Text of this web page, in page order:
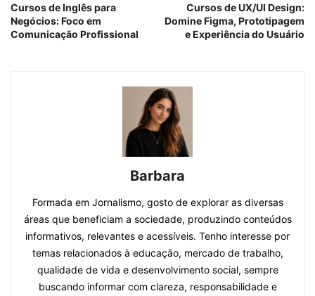
Cursos de Inglês para
Negócios: Foco em
Comunicação Profissional
Cursos de UX/UI Design:
Domine Figma, Prototipagem
e Experiência do Usuário
Barbara
Formada em Jornalismo, gosto de explorar as diversas
áreas que beneficiam a sociedade, produzindo conteúdos
informativos, relevantes e acessíveis. Tenho interesse por
temas relacionados à educação, mercado de trabalho,
qualidade de vida e desenvolvimento social, sempre
buscando informar com clareza, responsabilidade e